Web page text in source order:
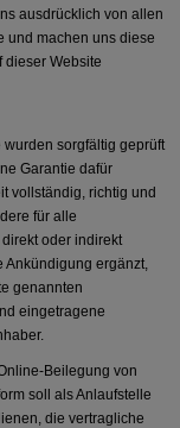
ausdrücklich von allen
und machen uns diese
dieser Website
sorgfältig geprüft
Garantie dafür
vollständig, richtig und
für alle
oder indirekt
Ankündigung ergänzt,
genannten
eingetragene
Beilegung von
soll als Anlaufstelle
die vertragliche